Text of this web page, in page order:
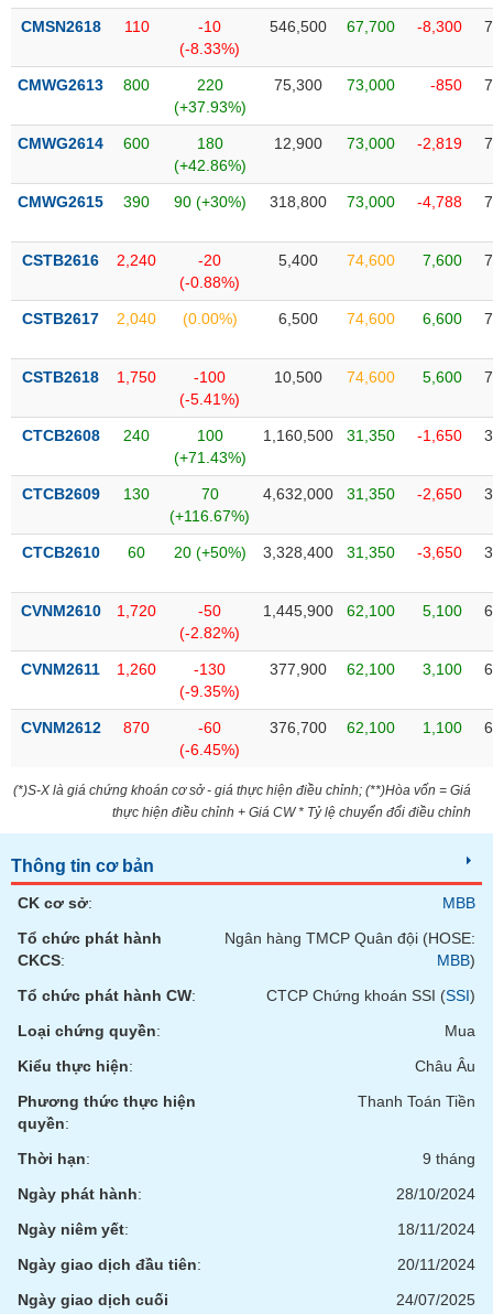
CMSN2618 110
-10
(-8.33%)
546,500 67,700 -8,300
CMWG2613 800
220
(+37.93%)
75,300 73,000 -850
CMWG2614 600
180
(+42.86%)
12,900 73,000 -2,819
CMWG2615 390 90 (+30%) 318,800 73,000 -4,788
CSTB2616 2,240
-20
(-0.88%)
5,400 74,600 7,600
CSTB2617 2,040 (0.00%) 6,500 74,600 6,600
CSTB2618 1,750
-100
(-5.41%)
10,500 74,600 5,600
CTCB2608 240
100
(+71.43%)
1,160,500 31,350 -1,650
CTCB2609 130
70
(+116.67%)
4,632,000 31,350 -2,650
CTCB2610 60 20 (+50%) 3,328,400 31,350 -3,650
CVNM2610 1,720
-50
(-2.82%)
1,445,900 62,100 5,100
CVNM2611 1,260
-130
(-9.35%)
377,900 62,100 3,100
CVNM2612 870
-60
(-6.45%)
376,700 62,100 1,100
(*)S-X là giá chứng khoán cơ sở - giá thực hiện điều chỉnh; (**)Hòa vốn = Giá
thực hiện điều chỉnh + Giá CW * Tỷ lệ chuyển đổi điều chỉnh
Thông tin cơ bản
CK cơ sở:
MBB
Tổ chức phát hành
CKCS:
Ngân hàng TMCP Quân đội (HOSE:
MBB)
Tổ chức phát hành CW: CTCP Chứng khoán SSI (SSI)
Loại chứng quyền:
Mua
Kiểu thực hiện:
Châu Âu
Phương thức thực hiện
quyền:
Thanh Toán Tiền
Thời hạn:
9 tháng
Ngày phát hành:
28/10/2024
Ngày niêm yết:
18/11/2024
Ngày giao dịch đầu tiên:
20/11/2024
Ngày giao dịch cuối
24/07/2025
Tin
(-)
Bài
tác
Báo
cáo
tích
(-)
Thuật
(-)
Dịch
vụ
Đào
tạo
tài
Công
cụ
tư
Truyền
thông
chính
Dữ
liệu